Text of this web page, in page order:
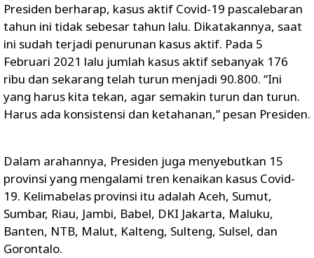
Presiden berharap, kasus aktif Covid-19 pascalebaran
tahun ini tidak sebesar tahun lalu. Dikatakannya, saat
ini sudah terjadi penurunan kasus aktif. Pada 5
Februari 2021 lalu jumlah kasus aktif sebanyak 176
ribu dan sekarang telah turun menjadi 90.800. “Ini
yang harus kita tekan, agar semakin turun dan turun.
Harus ada konsistensi dan ketahanan,” pesan Presiden.
Dalam arahannya, Presiden juga menyebutkan 15
provinsi yang mengalami tren kenaikan kasus Covid-
19. Kelimabelas provinsi itu adalah Aceh, Sumut,
Sumbar, Riau, Jambi, Babel, DKI Jakarta, Maluku,
Banten, NTB, Malut, Kalteng, Sulteng, Sulsel, dan
Gorontalo.